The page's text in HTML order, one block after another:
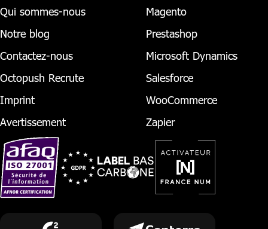
Qui sommes-nous
Notre blog
Contactez-nous
Octopush Recrute
Imprint
Avertissement
Magento
Prestashop
Microsoft Dynamics
Salesforce
WooCommerce
Zapier